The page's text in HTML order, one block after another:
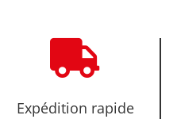

Expédition rapide